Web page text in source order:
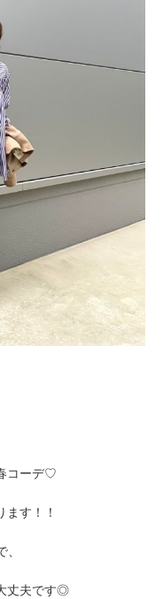
コーデ♡
す！！
丈夫です◎